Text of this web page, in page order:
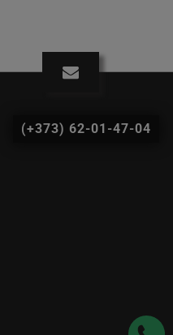
(+373) 62-01-47-04